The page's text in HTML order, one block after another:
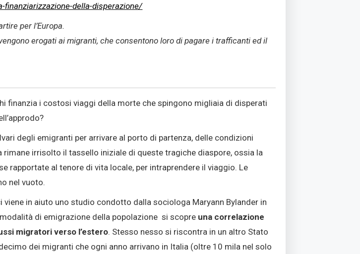
della-disperazione/
per l’Europa.
erogati ai migranti, che consentono loro di pagare i trafficanti ed il
finanzia i costosi viaggi della morte che spingono migliaia di disperati
degli emigranti per arrivare al porto di partenza, delle condizioni
irrisolto il tassello iniziale di queste tragiche diaspore, ossia la
rapportate al tenore di vita locale, per intraprendere il viaggio. Le
nel vuoto.
in aiuto uno studio condotto dalla sociologa Maryann Bylander in
di emigrazione della popolazione si scopre una correlazione
migratori verso l’estero. Stesso nesso si riscontra in un altro Stato
dei migranti che ogni anno arrivano in Italia (oltre 10 mila nel solo